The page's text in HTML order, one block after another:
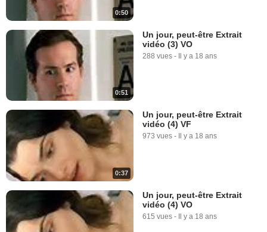
0:50
0:51
Un jour, peut-être Extrait
vidéo (3) VO
288 vues - Il y a 18 ans
0:37
Un jour, peut-être Extrait
vidéo (4) VF
973 vues - Il y a 18 ans
Un jour, peut-être Extrait
vidéo (4) VO
615 vues - Il y a 18 ans